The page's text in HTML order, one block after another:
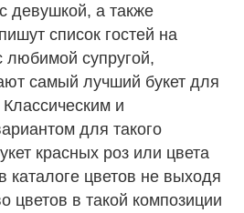
девушкой, а также
список гостей на
супругой,
самый лучший букет для
и
для такого
красных роз или цвета
в каталоге цветов не выходя
цветов в такой композиции